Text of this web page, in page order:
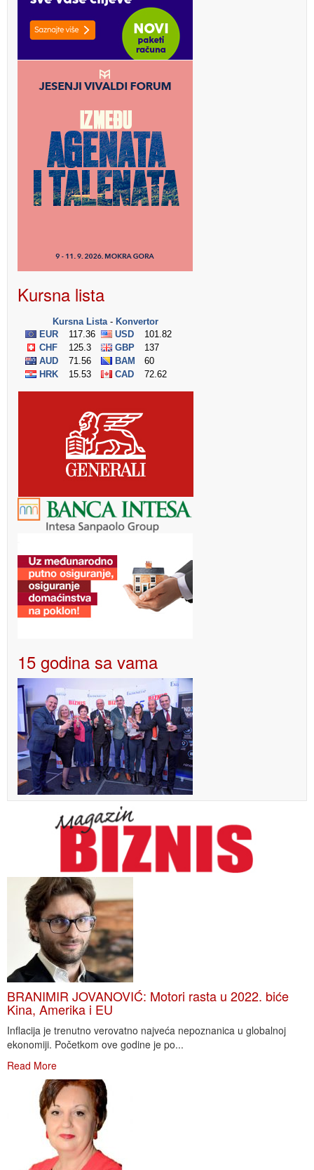
Kursna lista
15 godina sa vama
BRANIMIR JOVANOVIĆ: Motori rasta u 2022. biće
Kina, Amerika i EU
Inflacija je trenutno verovatno najveća nepoznanica u globalnoj
ekonomiji. Početkom ove godine je po...
Read More